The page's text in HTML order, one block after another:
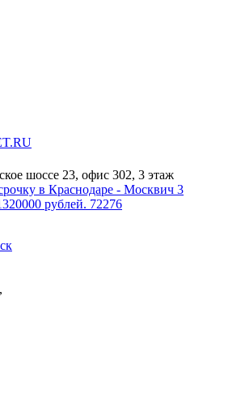
шоссе 23, офис 302, 3 этаж